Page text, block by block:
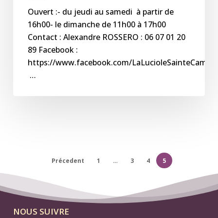
Ouvert :- du jeudi au samedi à partir de
16h00- le dimanche de 11h00 à 17h00
Contact : Alexandre ROSSERO : 06 07 01 20
89 Facebook :
https://www.facebook.com/
…
Précedent 1 … 3 4 5
NOUS SUIVRE